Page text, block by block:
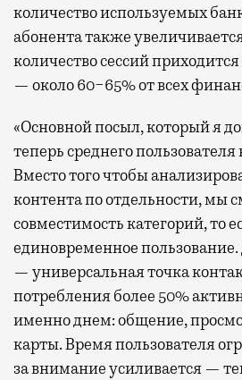
количество используемых
абонента также
количество сессий
— около 60−65% от всех
«Основной посыл, который я
теперь среднего пользователя
Вместо того чтобы
контента по отдельности, мы
совместимость категорий, то
единовременное
— универсальная точка
потребления более 50%
именно днем: общение,
карты. Время пользователя
за внимание усиливается —